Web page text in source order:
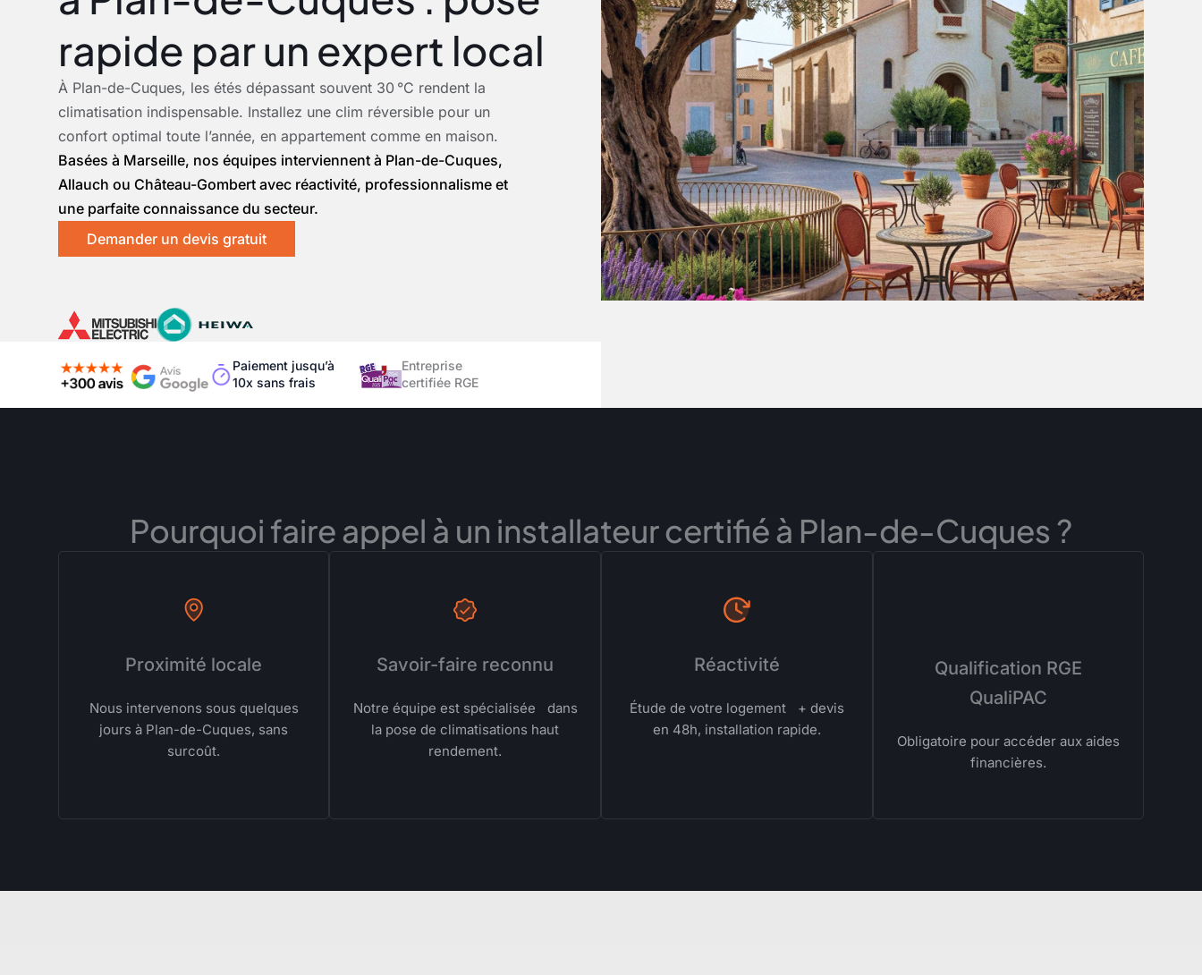
rapide par un expert local
À Plan-de-Cuques, les étés dépassant souvent 30 °C rendent la
climatisation indispensable. Installez une clim réversible pour un
confort optimal toute l’année, en appartement comme en maison.
Basées à Marseille, nos équipes interviennent à Plan-de-Cuques,
Allauch ou Château-Gombert avec réactivité, professionnalisme et
une parfaite connaissance du secteur.
Demander un devis gratuit
Paiement jusqu’à
10x sans frais
Entreprise
certifiée RGE
Pourquoi faire appel à un installateur certifié à Plan-de-Cuques ?
Proximité locale
Nous intervenons sous quelques
jours à Plan-de-Cuques, sans
surcoût.
Savoir-faire reconnu
Notre équipe est spécialisée dans
la pose de climatisations haut
rendement.
Réactivité
Étude de votre logement + devis
en 48h, installation rapide.
Qualification RGE
QualiPAC
Obligatoire pour accéder aux aides
financières.